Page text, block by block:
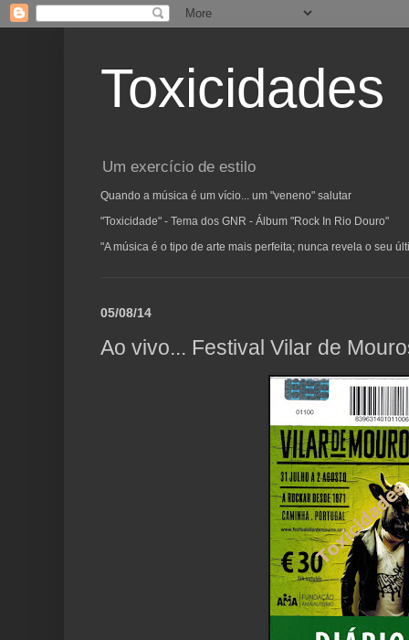
Toxicidades
Um exercício de estilo
Quando a música é um vício... um "veneno" salutar
"Toxicidade" - Tema dos GNR - Álbum "Rock In Rio Douro"
"A música é o tipo de arte mais perfeita; nunca revela o seu
05/08/14
Ao vivo... Festival Vilar de